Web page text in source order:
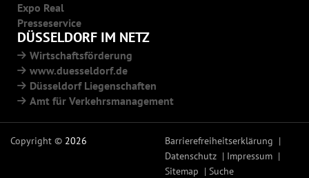
Expo Real
Presseservice
DÜSSELDORF IM NETZ
Wirtschaftsförderung
www.duesseldorf.de
Düsseldorf Liegenschaften
Amt für Verkehrsmanagement
Copyright © 2026
Barrierefreiheitserklärung
Datenschutz
Impressum
Sitemap
Suche